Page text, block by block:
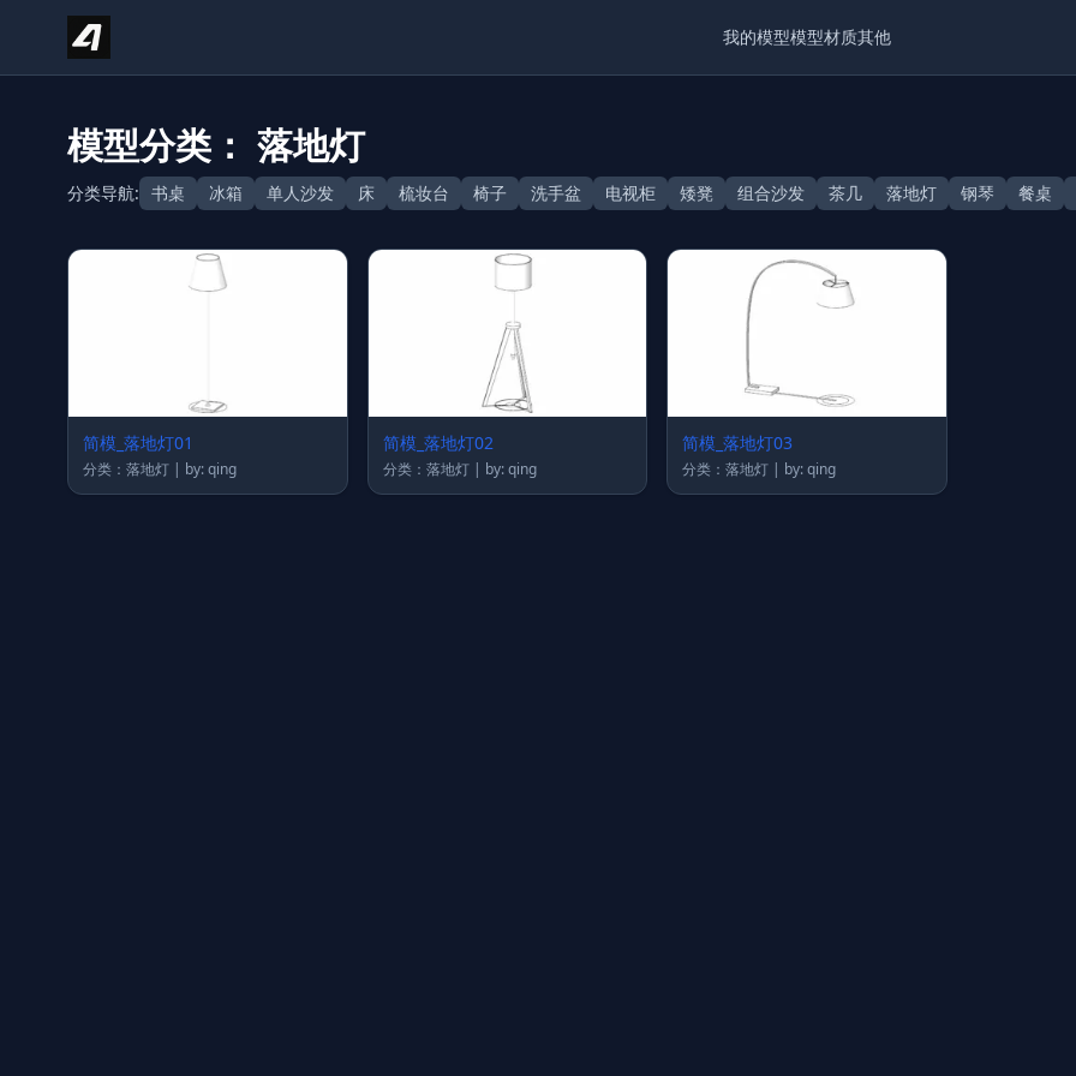
Skip to content
我的模型模型材质其他
模型分类： 落地灯
分类导航: 书桌 冰箱 单人沙发 床 梳妆台 椅子 洗手盆 电视柜 矮凳 组合沙发 茶几 落地灯 钢琴 餐桌
简模_落地灯01
分类：落地灯 | by: qing
简模_落地灯02
分类：落地灯 | by: qing
简模_落地灯03
分类：落地灯 | by: qing